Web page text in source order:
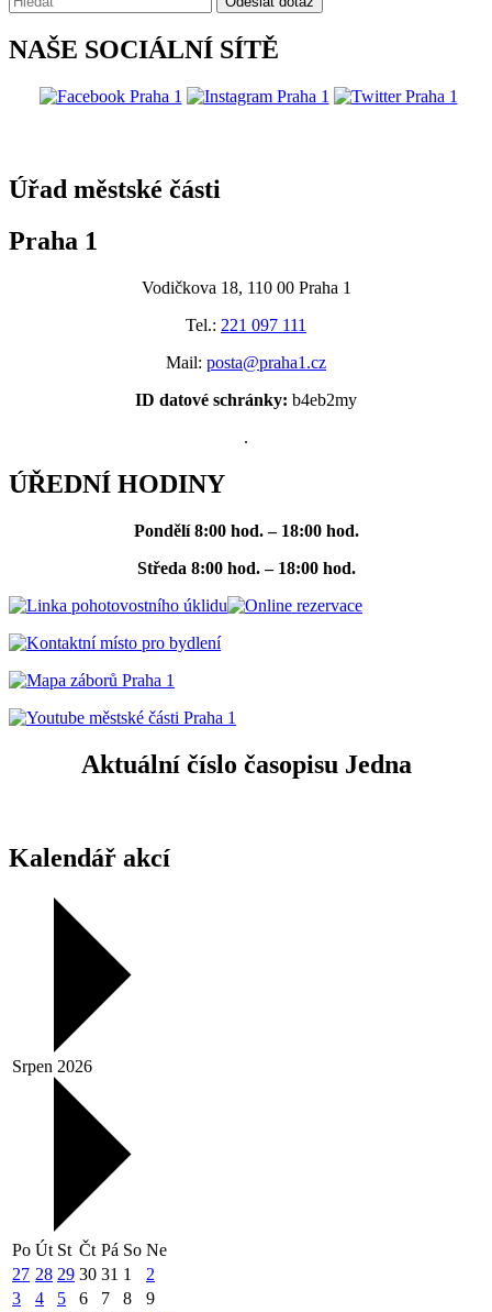
NAŠE SOCIÁLNÍ SÍTĚ
Úřad městské části
Praha 1
Vodičkova 18, 110 00 Praha 1
Tel.: 221 097 111
Mail: posta@praha1.cz
ID datové schránky: b4eb2my
.
ÚŘEDNÍ HODINY
Pondělí 8:00 hod. – 18:00 hod.
Středa 8:00 hod. – 18:00 hod.
Aktuální číslo časopisu Jedna
Kalendář akcí
Srpen 2026
Po Út St Čt Pá So Ne
27 28 29 30 31 1
2
3
4 5 6 7 8
9